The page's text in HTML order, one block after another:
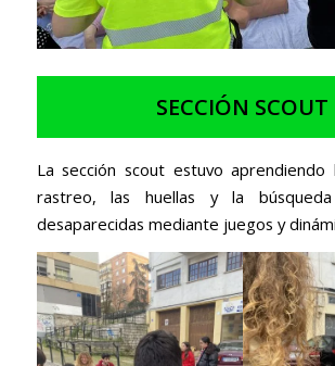
SECCIÓN SCOUT
La sección scout estuvo aprendiendo
rastreo, las huellas y la
desaparecidas mediante juegos y